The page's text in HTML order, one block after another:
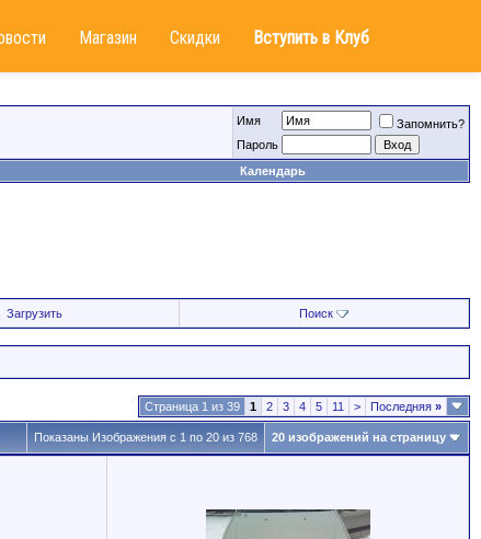
Магазин Скидки Вступить в Клуб
Имя
Запомнить?
Пароль
Календарь
Загрузить Поиск
Страница 1 из 39 1 2 3 4 5 11 > Последняя »
Показаны Изображения с 1 по 20 из 768 20 изображений на страницу